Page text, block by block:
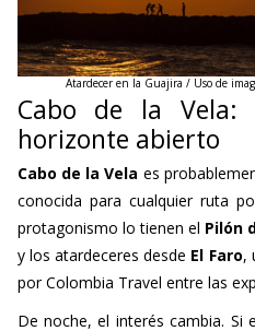
Atardeceren la Guajira / Uso de
Cabo de la
horizonte abierto
Cabo de la Vela es
conocida para cualquier ruta
protagonismo lo tienen el Pilón
y los atardeceres desde El Faro,
por Colombia Travel entre las
De noche, el interés cambia. Si